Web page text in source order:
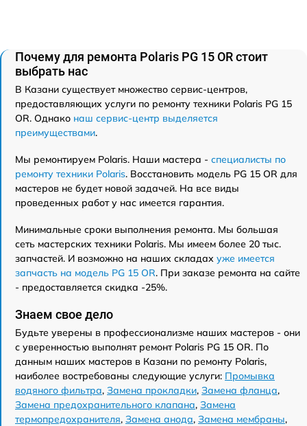
Почему для ремонта Polaris PG 15 OR стоит
выбрать нас
В Казани существует множество сервис-центров,
предоставляющих услуги по ремонту техники Polaris PG 15
OR. Однако наш сервис-центр выделяется
преимуществами.
Мы ремонтируем Polaris. Наши мастера - специалисты по
ремонту техники Polaris. Восстановить модель PG 15 OR для
мастеров не будет новой задачей. На все виды
проведенных работ у нас имеется гарантия.
Минимальные сроки выполнения ремонта. Мы большая
сеть мастерских техники Polaris. Мы имеем более 20 тыс.
запчастей. И возможно на наших складах уже имеется
запчасть на модель PG 15 OR. При заказе ремонта на сайте
- предоставляется скидка -25%.
Знаем свое дело
Будьте уверены в профессионализме наших мастеров - они
с уверенностью выполнят ремонт Polaris PG 15 OR. По
данным наших мастеров в Казани по ремонту Polaris,
наиболее востребованы следующие услуги: Промывка
водяного фильтра, Замена прокладки, Замена фланца,
Замена предохранительного клапана, Замена
термопредохранителя, Замена анода, Замена мембраны,